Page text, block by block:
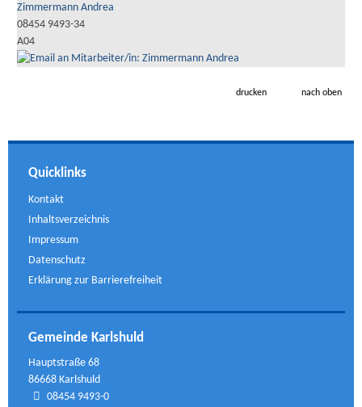
Zimmermann Andrea
08454 9493-34
A04
drucken nach oben
Quicklinks
Kontakt
Inhaltsverzeichnis
Impressum
Datenschutz
Erklärung zur Barrierefreiheit
Gemeinde Karlshuld
Hauptstraße 68
86668 Karlshuld
08454 9493-0